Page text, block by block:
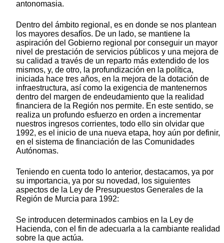
antonomasia.
Dentro del ámbito regional, es en donde se nos plantean
los mayores desafíos. De un lado, se mantiene la
aspiración del Gobierno regional por conseguir un mayor
nivel de prestación de servicios públicos y una mejora de
su calidad a través de un reparto más extendido de los
mismos, y, de otro, la profundización en la política,
iniciada hace tres años, en la mejora de la dotación de
infraestructura, así como la exigencia de mantenernos
dentro del margen de endeudamiento que la realidad
financiera de la Región nos permite. En este sentido, se
realiza un profundo esfuerzo en orden a incrementar
nuestros ingresos corrientes, todo ello sin olvidar que
1992, es el inicio de una nueva etapa, hoy aún por definir,
en el sistema de financiación de las Comunidades
Autónomas.
Teniendo en cuenta todo lo anterior, destacamos, ya por
su importancia, ya por su novedad, los siguientes
aspectos de la Ley de Presupuestos Generales de la
Región de Murcia para 1992:
Se introducen determinados cambios en la Ley de
Hacienda, con el fin de adecuarla a la cambiante realidad
sobre la que actúa.